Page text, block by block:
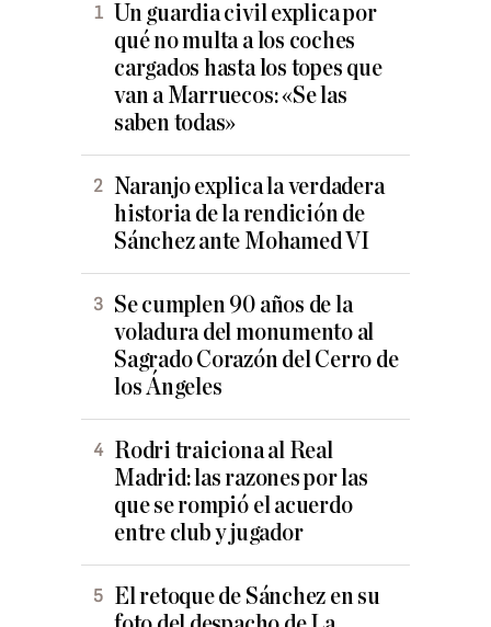
Un guardia civil explica por
qué no multa a los coches
cargados hasta los topes que
van a Marruecos: «Se las
saben todas»
Naranjo explica la verdadera
historia de la rendición de
Sánchez ante Mohamed VI
Se cumplen 90 años de la
voladura del monumento al
Sagrado Corazón del Cerro de
los Ángeles
Rodri traiciona al Real
Madrid: las razones por las
que se rompió el acuerdo
entre club y jugador
El retoque de Sánchez en su